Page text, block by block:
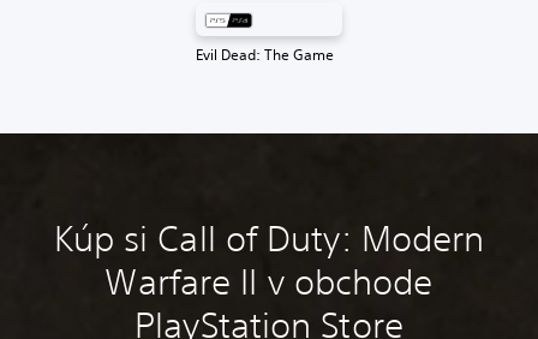
Evil Dead: The Game
Kúp si Call of Duty: Modern
Warfare II v obchode
PlayStation Store